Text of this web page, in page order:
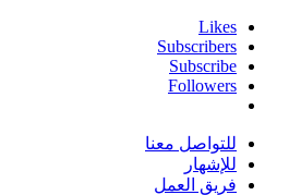
Likes
Subscribers
Subscribe
Followers
للتواصل معنا
للإشهار
فريق العمل